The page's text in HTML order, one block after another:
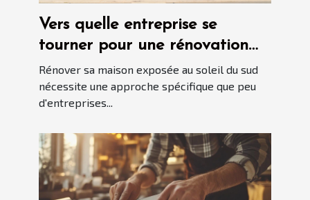
Vers quelle entreprise se
tourner pour une rénovation
de maison en région PACA ?
Rénover sa maison exposée au soleil du sud
nécessite une approche spécifique que peu
d'entreprises...